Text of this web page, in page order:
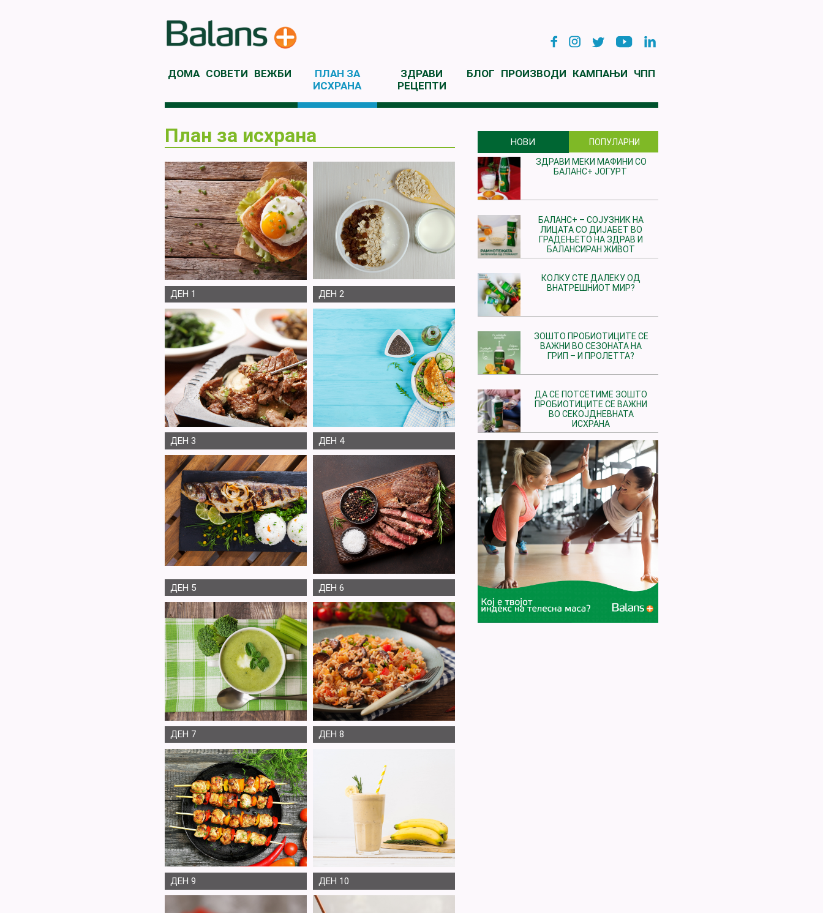
ДОМА СОВЕТИ ВЕЖБИ
ПЛАН ЗА
ИСХРАНА
ЗДРАВИ
РЕЦЕПТИ
БЛОГ ПРОИЗВОДИ КАМПАЊИ ЧПП
План за исхрана
ДЕН 1 ДЕН 2
ДЕН 3 ДЕН 4
ДЕН 5 ДЕН 6
ДЕН 7 ДЕН 8
ДЕН 9 ДЕН 10
НОВИ
ЗДРАВИ МЕКИ МАФИНИ СО
БАЛАНС+ ЈОГУРТ
БАЛАНС+ – СОЈУЗНИК НА
ЛИЦАТА СО ДИЈАБЕТ ВО
ГРАДЕЊЕТО НА ЗДРАВ И
БАЛАНСИРАН ЖИВОТ
КОЛКУ СТЕ ДАЛЕКУ ОД
ВНАТРЕШНИОТ МИР?
ЗОШТО ПРОБИОТИЦИТЕ СЕ
ВАЖНИ ВО СЕЗОНАТА НА
ГРИП – И ПРОЛЕТТА?
ДА СЕ ПОТСЕТИМЕ ЗОШТО
ПРОБИОТИЦИТЕ СЕ ВАЖНИ
ВО СЕКОЈДНЕВНАТА
ИСХРАНА
ПОПУЛАРНИ